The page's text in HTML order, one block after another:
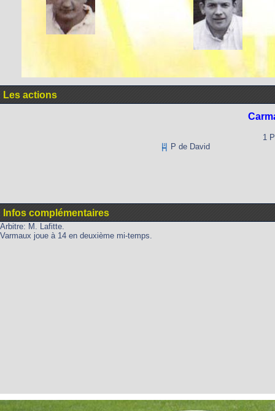
Les actions
1 P
P de David
Infos complémentaires
Arbitre: M. Lafitte.
Varmaux joue à 14 en deuxième mi-temps.